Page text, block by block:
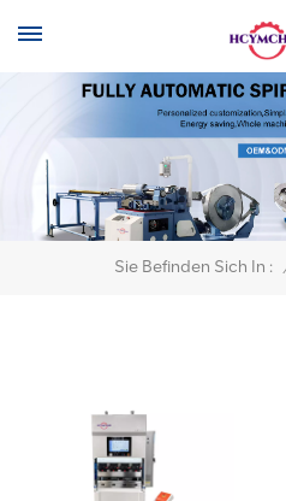
Sie Befinden Sich In :